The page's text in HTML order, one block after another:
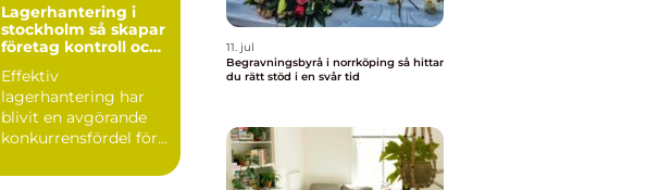
Lagerhantering i
stockholm så skapar
företag kontroll och
Effektiv
lagerhantering har
blivit en avgörande
konkurrensfördel för
När varufl...
11. jul
Begravningsbyrå i norrköping så hittar
du rätt stöd i en svår tid